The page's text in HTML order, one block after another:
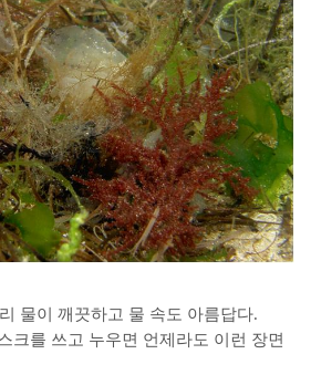
물이 깨끗하고 물 속도 아름답다.
크를 쓰고 누우면 언제라도 이런 장면